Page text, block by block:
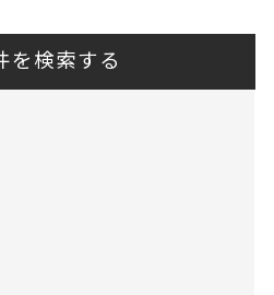
を検索する